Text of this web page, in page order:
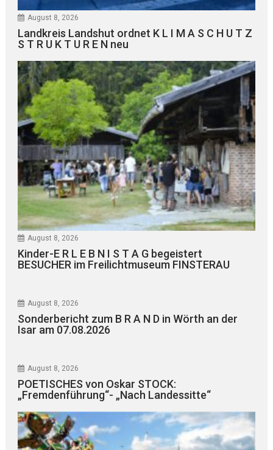
August 8, 2026
Landkreis Landshut ordnet K L I M A S C H U T Z
S T R U K T U R E N neu
August 8, 2026
Kinder-E R L E B N I S T A G begeistert
BESUCHER im Freilichtmuseum FINSTERAU
August 8, 2026
Sonderbericht zum B R A N D in Wörth an der
Isar am 07.08.2026
August 8, 2026
POETISCHES von Oskar STOCK:
„Fremdenführung“- „Nach Landessitte“